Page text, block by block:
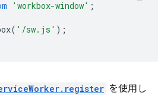
'workbox-window' ;
( '/sw.js' );
を使用し